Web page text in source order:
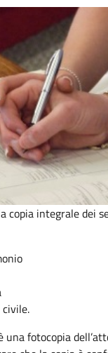
copia integrale dei
una fotocopia